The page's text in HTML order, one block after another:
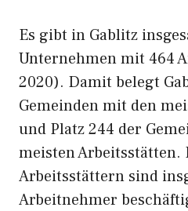
Es gibt in Gablitz
Unternehmen mit 464
2020). Damit belegt
Gemeinden mit den
und Platz 244 der
meisten Arbeitsstätten.
Arbeitsstättern sind
Arbeitnehmer